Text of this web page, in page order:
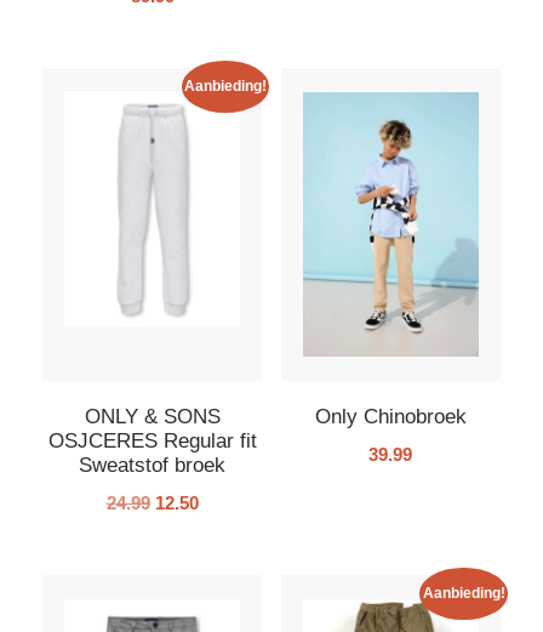
Aanbieding!
ONLY & SONS
OSJCERES Regular fit
Sweatstof broek
24.99 12.50
Only Chinobroek
39.99
Aanbieding!